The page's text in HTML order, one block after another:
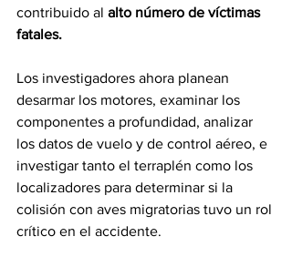
contribuido al alto número de víctimas
fatales.
Los investigadores ahora planean
desarmar los motores, examinar los
componentes a profundidad, analizar
los datos de vuelo y de control aéreo, e
investigar tanto el terraplén como los
localizadores para determinar si la
colisión con aves migratorias tuvo un rol
crítico en el accidente.